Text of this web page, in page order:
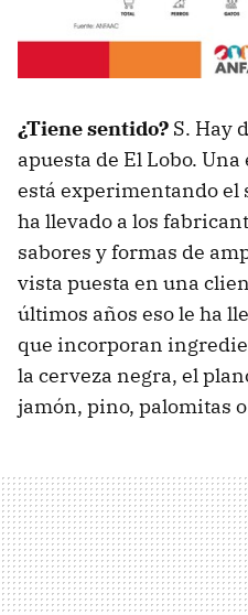
¿Tiene sentido? S. Hay
apuesta de El Lobo.
está experimentando el
ha llevado a los
sabores y formas de
vista puesta en una
últimos años eso le ha
que incorporan
la cerveza negra, el
jamón, pino, palomitas